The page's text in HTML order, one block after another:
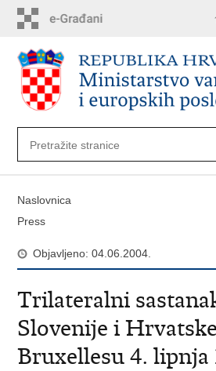
sadržaj
Naslovnica
Press
Objavljeno: 04.06.2004.
Trilateralni
Slovenije i
Bruxellesu 4. lipnja